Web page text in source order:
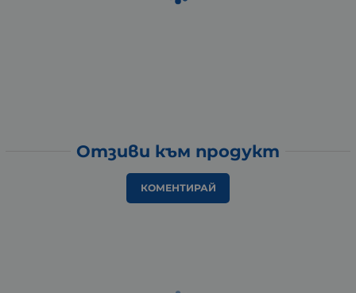
Отзиви към продукт
КОМЕНТИРАЙ